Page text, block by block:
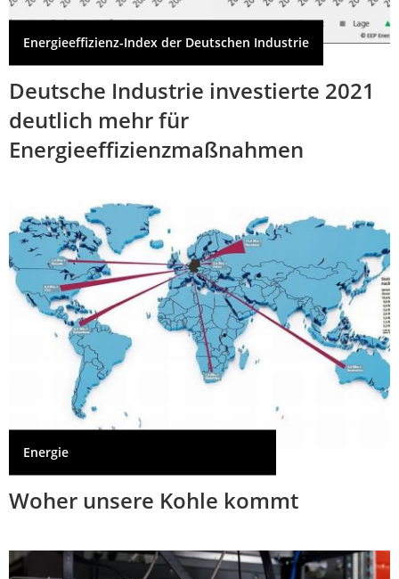
Energieeffizienz-Index der Deutschen Industrie
Deutsche Industrie investierte 2021
deutlich mehr für
Energieeffizienzmaßnahmen
Energie
Woher unsere Kohle kommt